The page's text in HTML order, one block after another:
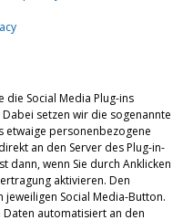
die Social Media Plug-ins
setzen wir die sogenannte
etwaige personenbezogene
an den Server des Plug-in-
wenn Sie durch Anklicken
aktivieren. Den
jeweiligen Social Media-Button.
automatisiert an den